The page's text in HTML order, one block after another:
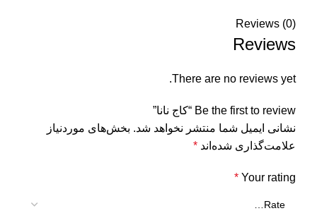
Reviews (0)
Reviews
There are no reviews yet.
Be the first to review “کاج نانا”
نشانی ایمیل شما منتشر نخواهد شد. بخش‌های موردنیاز
علامت‌گذاری شده‌اند *
Your rating
*